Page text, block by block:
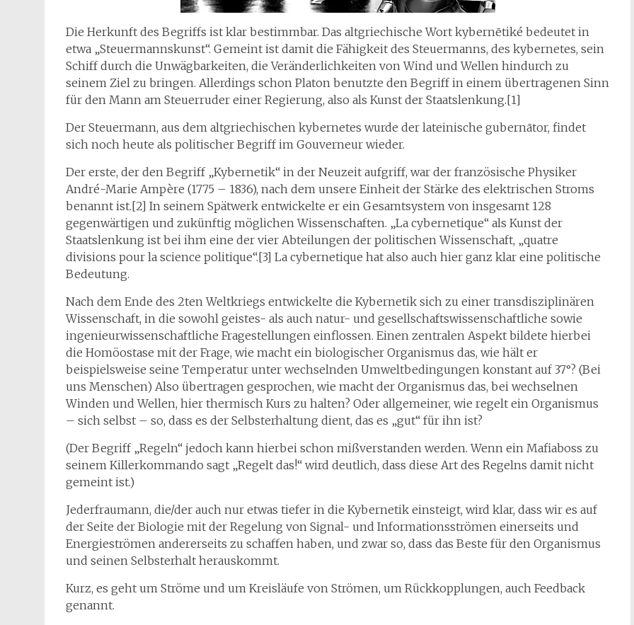
Die Herkunft des Begriffs ist klar bestimmbar. Das altgriechische Wort kybernētiké bedeutet in
etwa „Steuermannskunst“. Gemeint ist damit die Fähigkeit des Steuermanns, des kybernetes, sein
Schiff durch die Unwägbarkeiten, die Veränderlichkeiten von Wind und Wellen hindurch zu
seinem Ziel zu bringen. Allerdings schon Platon benutzte den Begriff in einem übertragenen Sinn
für den Mann am Steuerruder einer Regierung, also als Kunst der Staatslenkung.[1]
Der Steuermann, aus dem altgriechischen kybernetes wurde der lateinische gubernātor, findet
sich noch heute als politischer Begriff im Gouverneur wieder.
Der erste, der den Begriff „Kybernetik“ in der Neuzeit aufgriff, war der französische Physiker
André-Marie Ampère (1775 – 1836), nach dem unsere Einheit der Stärke des elektrischen Stroms
benannt ist.[2] In seinem Spätwerk entwickelte er ein Gesamtsystem von insgesamt 128
gegenwärtigen und zukünftig möglichen Wissenschaften. „La cybernetique“ als Kunst der
Staatslenkung ist bei ihm eine der vier Abteilungen der politischen Wissenschaft, „quatre
divisions pour la science politique“.[3] La cybernetique hat also auch hier ganz klar eine politische
Bedeutung.
Nach dem Ende des 2ten Weltkriegs entwickelte die Kybernetik sich zu einer transdisziplinären
Wissenschaft, in die sowohl geistes- als auch natur- und gesellschaftswissenschaftliche sowie
ingenieurwissenschaftliche Fragestellungen einflossen. Einen zentralen Aspekt bildete hierbei
die Homöostase mit der Frage, wie macht ein biologischer Organismus das, wie hält er
beispielsweise seine Temperatur unter wechselnden Umweltbedingungen konstant auf 37°? (Bei
uns Menschen) Also übertragen gesprochen, wie macht der Organismus das, bei wechselnen
Winden und Wellen, hier thermisch Kurs zu halten? Oder allgemeiner, wie regelt ein Organismus
– sich selbst – so, dass es der Selbsterhaltung dient, das es „gut“ für ihn ist?
(Der Begriff „Regeln“ jedoch kann hierbei schon mißverstanden werden. Wenn ein Mafiaboss zu
seinem Killerkommando sagt „Regelt das!“ wird deutlich, dass diese Art des Regelns damit nicht
gemeint ist.)
Jederfraumann, die/der auch nur etwas tiefer in die Kybernetik einsteigt, wird klar, dass wir es auf
der Seite der Biologie mit der Regelung von Signal- und Informationsströmen einerseits und
Energieströmen andererseits zu schaffen haben, und zwar so, dass das Beste für den Organismus
und seinen Selbsterhalt herauskommt.
Kurz, es geht um Ströme und um Kreisläufe von Strömen, um Rückkopplungen, auch Feedback
genannt.